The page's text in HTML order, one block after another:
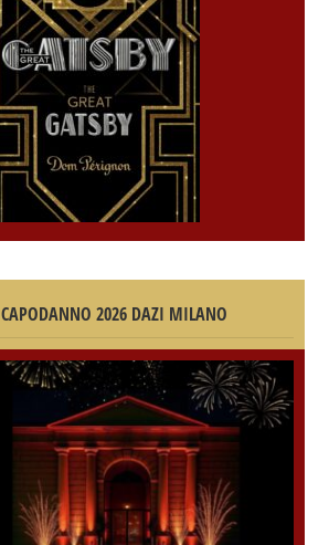
CAPODANNO 2026 DAZI MILANO